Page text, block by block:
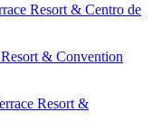
Resort & Centro de
& Convention
Resort &